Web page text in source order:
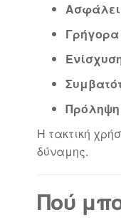
Η τακτική
δύναμης.
Πού